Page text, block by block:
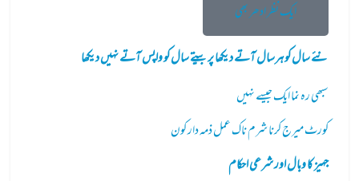
ایک نظر ادھر بھی
نئے سال کو ہرسال آتے دیکھا پربیتے سال کو واپس آتے نہیں دیکھا
سبھی رہ نما ایک جیسے نہیں
کورٹ میرج کرنا شرم ناک عمل ذمہ دار کون
جہیز کا وبال اور شرعی احکام